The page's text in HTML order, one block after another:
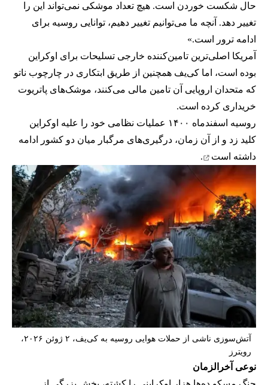
حال شکست خوردن است. هیچ تعداد موشکی نمی‌تواند این را
تغییر دهد. آنچه ما می‌توانیم تغییر دهیم، توانایی روسیه برای
ادامه ترور است.»
آمریکا اصلی‌ترین تامین‌کننده خارجی تسلیحات برای اوکراین
بوده است، اما کی‌یف همچنین از طریق ابتکاری در چارچوب ناتو
که متحدان اروپایی آن تامین مالی می‌کنند، موشک‌های پاتریوت
خریداری کرده است.
روسیه اسفندماه ۱۴۰۰ عملیات نظامی خود را علیه اوکراین
کلید زد و از آن زمان، درگیری‌های مرگبار میان دو کشور
ادامه
داشته است
.
آتش‌سوزی ناشی از حملات هوایی روسیه به کی‌یف، ۲ ژوئن ۲۰۲۶،
رویترز
نوعی آخرالزمان